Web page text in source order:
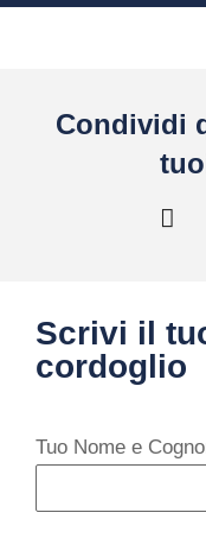
Condividi
Scrivi il
cordoglio
Tuo Nome e